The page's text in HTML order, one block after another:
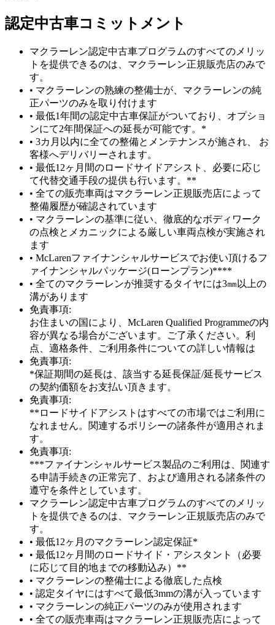
認定中古車コミットメント
マクラーレン認定中古車プログラムのすべてのメリッ
トを提供できるのは、マクラーレン正規販売店のみで
す。
• マクラーレンの熟練の整備士が、マクラーレンの純
正パーツのみを取り付けます
• 最低1年間の認定中古車保証がついており、オプショ
ンにて2年間保証への延長が可能です。*
• 3カ月以内に全ての整備とメンテナンスが施され、 お
客様へデリバリーされます。
• 最低12ヶ月間のロードサイドアシスト、必要に応じ
て代替交通手段の提供も行います。**
• 全ての販売車両はマクラーレン正規販売店によって
整備履歴が確認されています
• マクラーレンの基準に従い、徹底的なボディワーク
の点検とメカニックによる厳しい車両点検が実施され
ます
• McLarenファイナンシャルサービスでお使い頂けるフ
ァイナンシャルパッケージ(ローンプラン)****
• 全てのマクラーレンが推奨するタイヤには3㎜以上の
溝があります
免責事項:
お住まいの国により、McLaren Qualified Programmeの内
容が異なる場合がございます。ご了承ください。利
点、適格条件、ご利用条件についての詳しい情報は
免責事項:
*保証期間の延長は、該当する延長保証/延長サービス
の契約価額をお支払い頂きます。
免責事項:
**ロードサイドアシストはすべての市場ではご利用に
なれません。関連するポリシーの諸条件が適用されま
す。
免責事項:
***ファイナンシャルサービス製品のご利用は、関連す
る申請手続きの正常完了、および適用される諸条件の
遵守を条件としています。
マクラーレン認定中古車プログラムのすべてのメリッ
トを提供できるのは、マクラーレン正規販売店のみで
す。
• 最低12ヶ月のマクラーレン認定保証*
• 最低12ヶ月間のロードサイド・アシスタント（必要
に応じて目的地までの移動込み）**
• マクラーレンの整備士による徹底した点検
• 認定タイヤにはすべて最低3mmの溝が入っています
• マクラーレンの純正パーツのみが使用されます
• 全ての販売車両はマクラーレン正規販売店によって